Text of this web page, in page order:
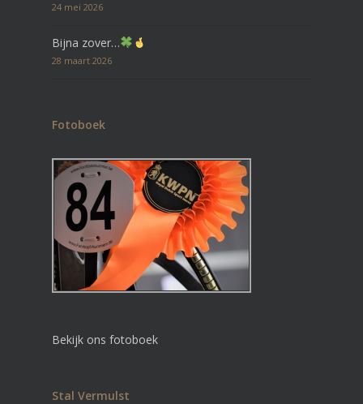
24 mei 2026
Bijna zover…
28 maart 2026
Fotoboek
Bekijk ons fotoboek
Stal Vermulst